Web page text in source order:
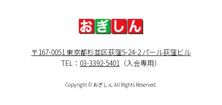
〒167-0051 東京都杉並区荻窪5-24-2 パール荻窪ビル
TEL： 03-3392-5401 （入会専用）
Copyright © おぎしん All Rights Reserved.